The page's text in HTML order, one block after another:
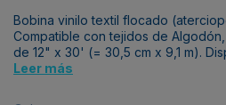
Bobina vinilo textil flocado
Compatible con tejidos de
de 12" x 30' (= 30,5 cm x 9,1 m).
Leer más